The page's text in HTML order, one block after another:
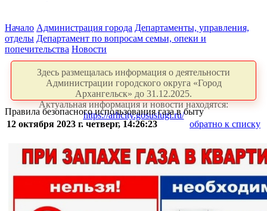
Начало Администрация города Департаменты, управления,
отделы Департамент по вопросам семьи, опеки и
попечительства Новости
Здесь размещалась информация о деятельности
Администрации городского округа «Город
Архангельск» до 31.12.2025.
Актуальная информация и новости находятся:
https://arhcity.gosuslugi.ru/
Правила безопасного использования газа в быту
12 октября 2023 г. четверг, 14:26:23
обратно к списку